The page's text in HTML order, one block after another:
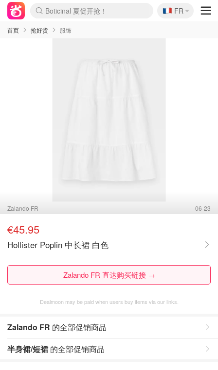
Boticinal 夏促开抢！
4折！lulu周四疯狂上新
还没结束！&OtherStories大促
Joybuy变相75折 随时失效
速领！Stanley独家85折
疑似霸哥！Camper额外叠85折
Zalando 奥莱闪促！每日更新
Moncler反季囤！5折起+叠9折
Coach Brooklyn仅€192
🇫🇷
FR
首页 抢好货 服饰
Zalando FR 06-23
€45.95
Hollister Poplin 中长裙 白色
Zalando FR 直达购买链接 →
Dealmoon may be paid when users buy items via our links.
Zalando FR 的全部促销商品
半身裙/短裙 的全部促销商品